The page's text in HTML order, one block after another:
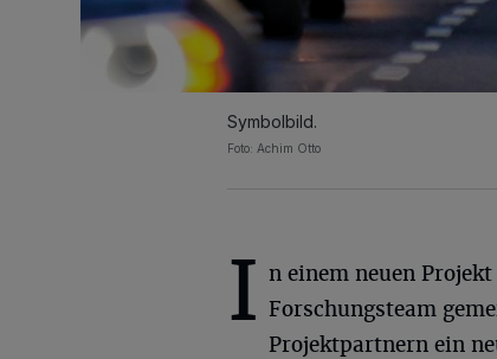
Symbolbild.
Foto: Achim Otto
I n einem neuen
Forschungsteam
Projektpartnern ein